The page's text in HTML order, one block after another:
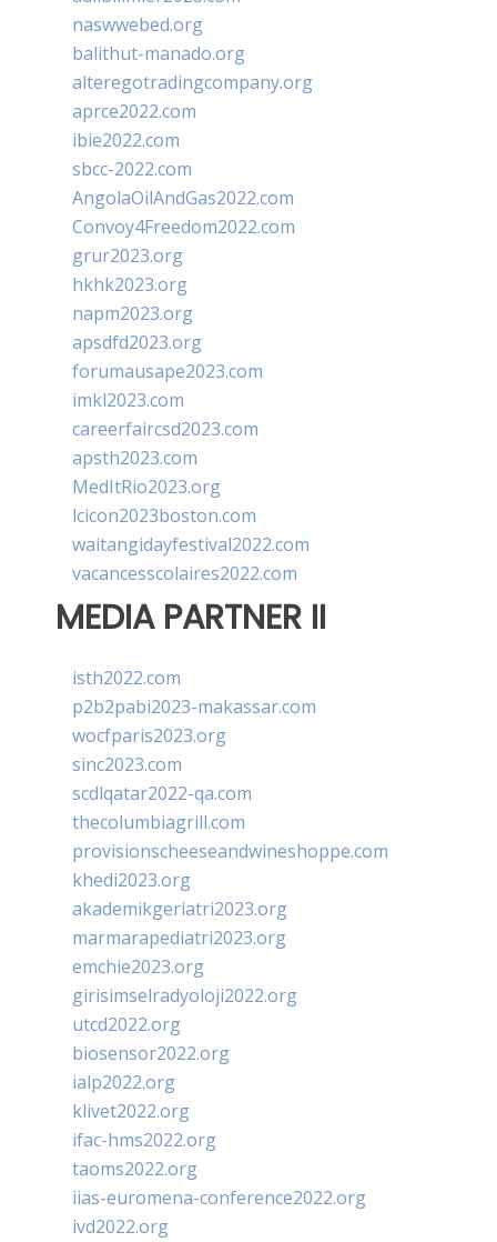
naswwebed.org
balithut-manado.org
alteregotradingcompany.org
aprce2022.com
ibie2022.com
sbcc-2022.com
AngolaOilAndGas2022.com
Convoy4Freedom2022.com
grur2023.org
hkhk2023.org
napm2023.org
apsdfd2023.org
forumausape2023.com
imkl2023.com
careerfaircsd2023.com
apsth2023.com
MedItRio2023.org
lcicon2023boston.com
waitangidayfestival2022.com
vacancesscolaires2022.com
MEDIA PARTNER II
isth2022.com
p2b2pabi2023-makassar.com
wocfparis2023.org
sinc2023.com
scdlqatar2022-qa.com
thecolumbiagrill.com
provisionscheeseandwineshoppe.com
khedi2023.org
akademikgeriatri2023.org
marmarapediatri2023.org
emchie2023.org
girisimselradyoloji2022.org
utcd2022.org
biosensor2022.org
ialp2022.org
klivet2022.org
ifac-hms2022.org
taoms2022.org
iias-euromena-conference2022.org
ivd2022.org